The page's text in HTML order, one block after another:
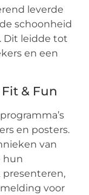
leverde
schoonheid
Dit leidde tot
en een
& Fun
en posters.
van
hun
presenteren,
voor